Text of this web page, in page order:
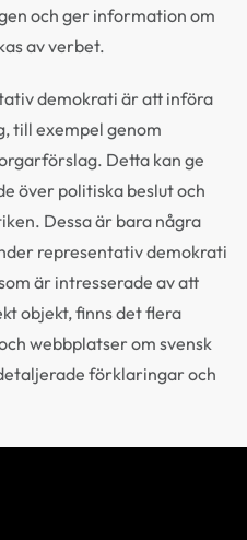
och ger information om
av verbet.
demokrati är att införa
till exempel genom
Detta kan ge
över politiska beslut och
Dessa är bara några
representativ demokrati
är intresserade av att
objekt, finns det flera
webbplatser om svensk
förklaringar och